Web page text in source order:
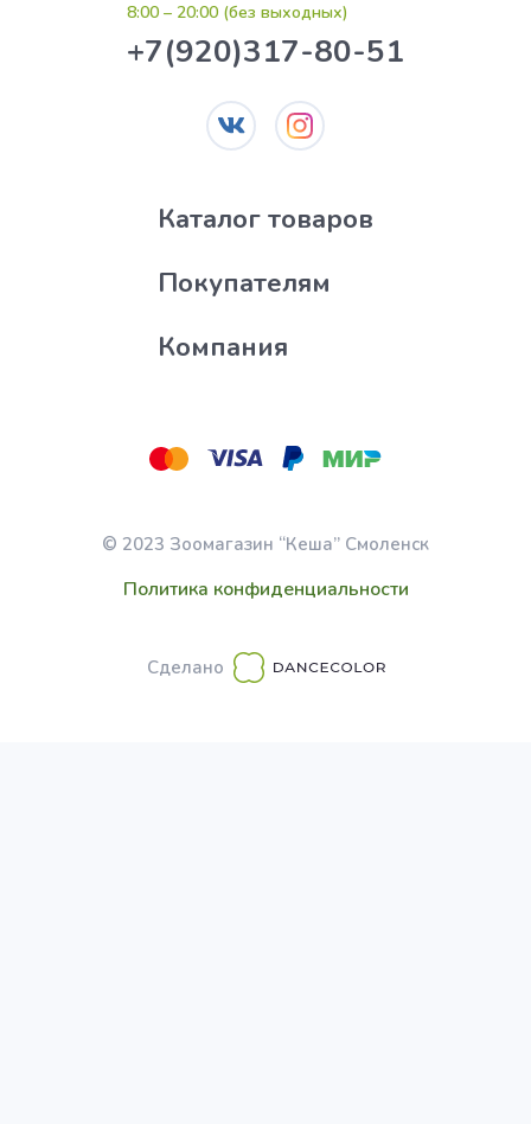
8:00 – 20:00 (без выходных)
+7(920)317-80-51
Каталог товаров
Покупателям
Компания
© 2023 Зоомагазин “Кеша” Смоленск
Политика конфиденциальности
Сделано